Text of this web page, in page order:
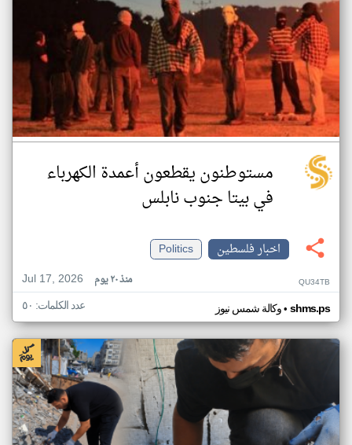
مستوطنون يقطعون أعمدة الكهرباء
في بيتا جنوب نابلس
اخبار فلسطين
Politics
Jul 17, 2026
منذ ٢٠ يوم QU34TB
وكالة شمس نيوز• shms.ps عدد الكلمات: ٥٠